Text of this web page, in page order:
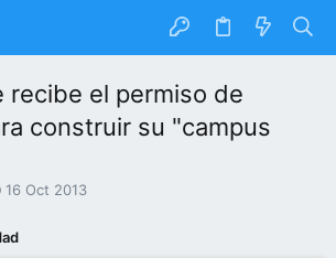
recibe el permiso de
construir su "campus
F
h
16 Oct 2013